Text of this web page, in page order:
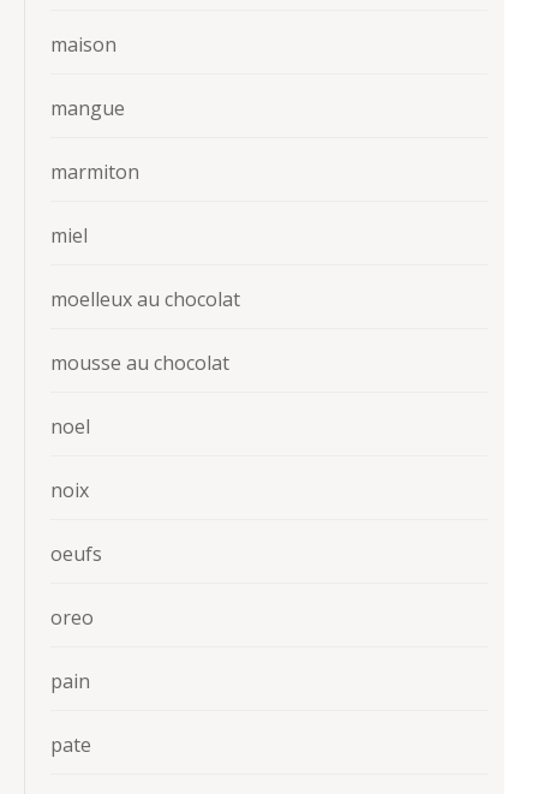
maison
mangue
marmiton
miel
moelleux au chocolat
mousse au chocolat
noel
noix
oeufs
oreo
pain
pate